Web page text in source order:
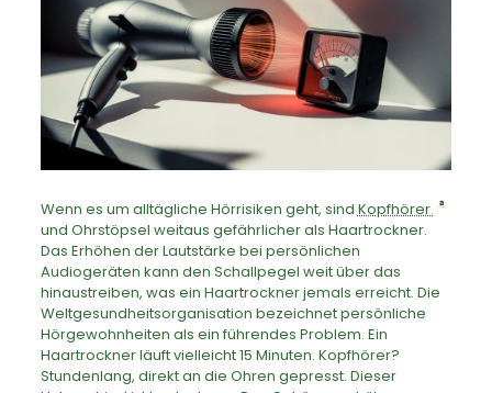
Wenn es um alltägliche Hörrisiken geht, sindKopfhörer
und Ohrstöpsel weitaus gefährlicher als Haartrockner.
Das Erhöhen der Lautstärke bei persönlichen
Audiogeräten kann den Schallpegel weit über das
hinaustreiben, was ein Haartrockner jemals erreicht. Die
Weltgesundheitsorganisation bezeichnet persönliche
Hörgewohnheiten als ein führendes Problem. Ein
Haartrockner läuft vielleicht 15 Minuten. Kopfhörer?
Stundenlang, direkt an die Ohren gepresst. Dieser